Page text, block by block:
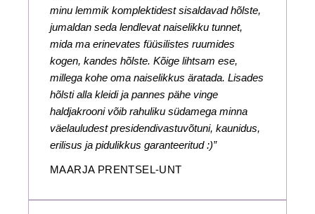
minu lemmik komplektidest sisaldavad hõlste,
jumaldan seda lendlevat naiselikku tunnet,
mida ma erinevates füüsilistes ruumides
kogen, kandes hõlste. Kõige lihtsam ese,
millega kohe oma naiselikkus äratada. Lisades
hõlsti alla kleidi ja pannes pähe vinge
haldjakrooni võib rahuliku südamega minna
väelauludest presidendivastuvõtuni, kaunidus,
erilisus ja pidulikkus garanteeritud :)”
MAARJA PRENTSEL-UNT